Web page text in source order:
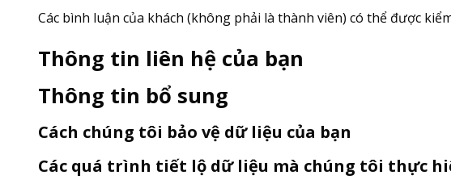
Các bình luận của khách (không phải là thành viên) có thể được
Thông tin liên hệ của bạn
Thông tin bổ sung
Cách chúng tôi bảo vệ dữ liệu của bạn
Các quá trình tiết lộ dữ liệu mà chúng tôi thực